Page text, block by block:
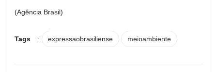
(Agência Brasil)
Tags : expressaobrasiliense meioambiente